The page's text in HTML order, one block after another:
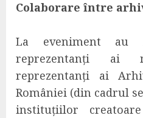
Colaborare între
La eveniment au
reprezentanți ai
reprezentanți ai
României (din cadrul
instituțiilor